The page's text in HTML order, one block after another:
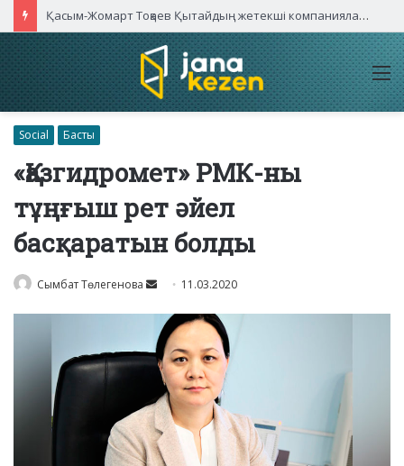
Қасым-Жомарт Тоқаев Қытайдың жетекші компаниялары басшыларымен кездесті
Social Басты
«Қазгидромет» РМК-ны
тұңғыш рет әйел
басқаратын болды
Сымбат Төлегенова
Send
email
11.03.2020